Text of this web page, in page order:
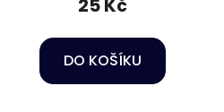
25 Kč
DO KOŠÍKU